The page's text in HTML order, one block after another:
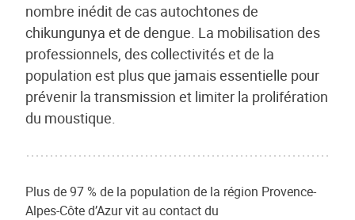
nombre inédit de cas autochtones de
chikungunya et de dengue. La mobilisation des
professionnels, des collectivités et de la
population est plus que jamais essentielle pour
prévenir la transmission et limiter la prolifération
du moustique.
Plus de 97 % de la population de la région Provence-
Alpes-Côte d’Azur vit au contact du